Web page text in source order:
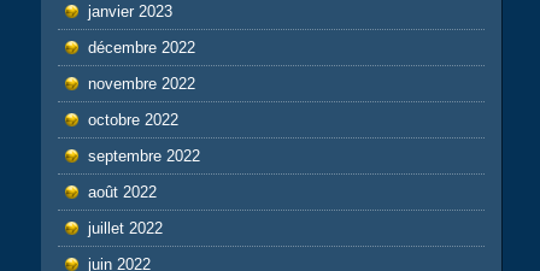
janvier 2023
décembre 2022
novembre 2022
octobre 2022
septembre 2022
août 2022
juillet 2022
juin 2022